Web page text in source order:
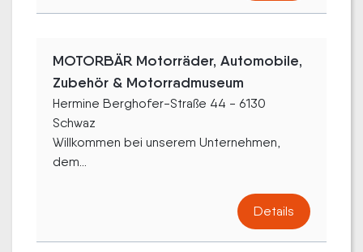
MOTORBÄR Motorräder, Automobile,
Zubehör & Motorradmuseum
Hermine Berghofer-Straße 44 - 6130
Schwaz
Willkommen bei unserem Unternehmen,
dem...
Details